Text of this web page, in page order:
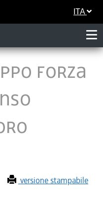
ITA
FORZA
versione stampabile